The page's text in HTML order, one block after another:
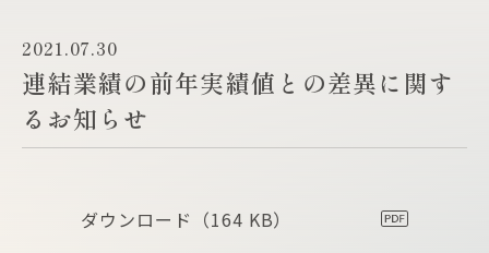
2021.07.30
連結業績の前年実績値との差異に関す
るお知らせ
ダウンロード （164 KB）